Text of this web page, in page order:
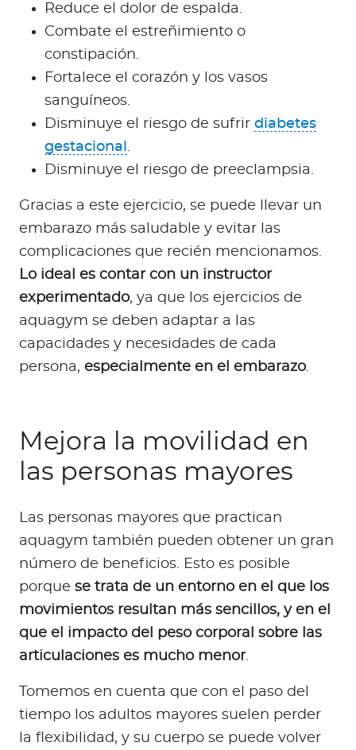
Reduce el dolor de espalda.
Combate el estreñimiento o
constipación.
Fortalece el corazón y los vasos
sanguíneos.
Disminuye el riesgo de sufrir diabetes
gestacional .
Disminuye el riesgo de preeclampsia.
Gracias a este ejercicio, se puede llevar un
embarazo más saludable y evitar las
complicaciones que recién mencionamos.
Lo ideal es contar con un instructor
experimentado, ya que los ejercicios de
aquagym se deben adaptar a las
capacidades y necesidades de cada
persona, especialmente en el embarazo.
Mejora la movilidad en
las personas mayores
Las personas mayores que practican
aquagym también pueden obtener un gran
número de beneficios. Esto es posible
porque se trata de un entorno en el que los
movimientos resultan más sencillos, y en el
que el impacto del peso corporal sobre las
articulaciones es mucho menor.
Tomemos en cuenta que con el paso del
tiempo los adultos mayores suelen perder
la flexibilidad, y su cuerpo se puede volver